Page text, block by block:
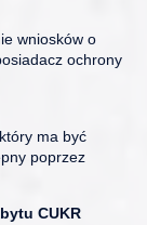
wniosków o
ochrony
ma być
poprzez
CUKR